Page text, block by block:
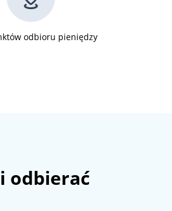
odbioru pieniędzy
odbierać